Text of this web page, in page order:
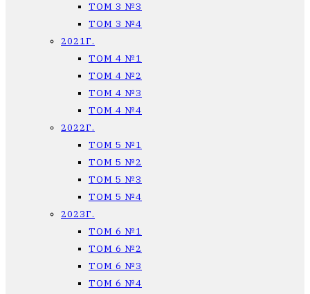
ТОМ 3 №3
ТОМ 3 №4
2021Г.
ТОМ 4 №1
ТОМ 4 №2
ТОМ 4 №3
ТОМ 4 №4
2022Г.
ТОМ 5 №1
ТОМ 5 №2
ТОМ 5 №3
ТОМ 5 №4
2023Г.
ТОМ 6 №1
ТОМ 6 №2
ТОМ 6 №3
ТОМ 6 №4